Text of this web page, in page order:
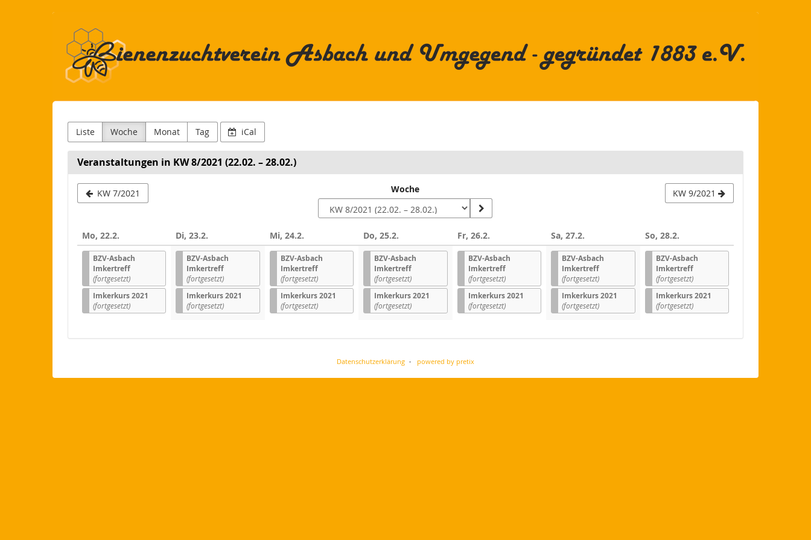
Bienenzuchtverein
Asbach
und
Umgegend
gegründet
1883
Liste Woche Monat Tag iCal
Veranstaltungen in KW 8/2021 (22.02. – 28.02.)
KW 7/2021
auswählen
Woche KW 9/2021
Mo, 22.2.
BZV-Asbach
Imkertreff
(fortgesetzt)
Imkerkurs 2021
(fortgesetzt)
Di, 23.2.
BZV-Asbach
Imkertreff
(fortgesetzt)
Imkerkurs 2021
(fortgesetzt)
Mi, 24.2.
BZV-Asbach
Imkertreff
(fortgesetzt)
Imkerkurs 2021
(fortgesetzt)
Do, 25.2.
BZV-Asbach
Imkertreff
(fortgesetzt)
Imkerkurs 2021
(fortgesetzt)
Fr, 26.2.
BZV-Asbach
Imkertreff
(fortgesetzt)
Imkerkurs 2021
(fortgesetzt)
Sa, 27.2.
BZV-Asbach
Imkertreff
(fortgesetzt)
Imkerkurs 2021
(fortgesetzt)
So, 28.2.
BZV-Asbach
Imkertreff
(fortgesetzt)
Imkerkurs 2021
(fortgesetzt)
Datenschutzerklärung powered by pretix